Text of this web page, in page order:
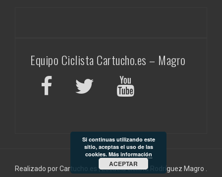
Equipo Ciclista Cartucho.es – Magro
Realizado por Cartucho.es |Escuela ciclista Rodríguez Magro .
Si continuas utilizando este
sitio, aceptas el uso de las
cookies. Más información
ACEPTAR